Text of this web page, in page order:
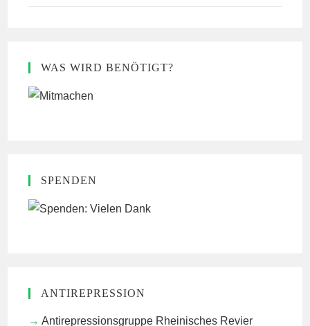
WAS WIRD BENÖTIGT?
SPENDEN
ANTIREPRESSION
Antirepressionsgruppe Rheinisches Revier